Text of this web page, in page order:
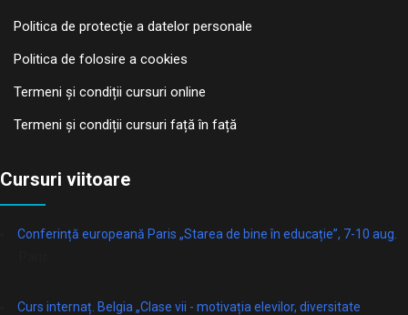
Politica de protecţie a datelor personale
Politica de folosire a cookies
Termeni și condiții cursuri online
Termeni și condiții cursuri față în față
Cursuri viitoare
Conferință europeană Paris „Starea de bine în educație”, 7-10 aug.
Curs internaț. Belgia „Clase vii - motivația elevilor, diversitate